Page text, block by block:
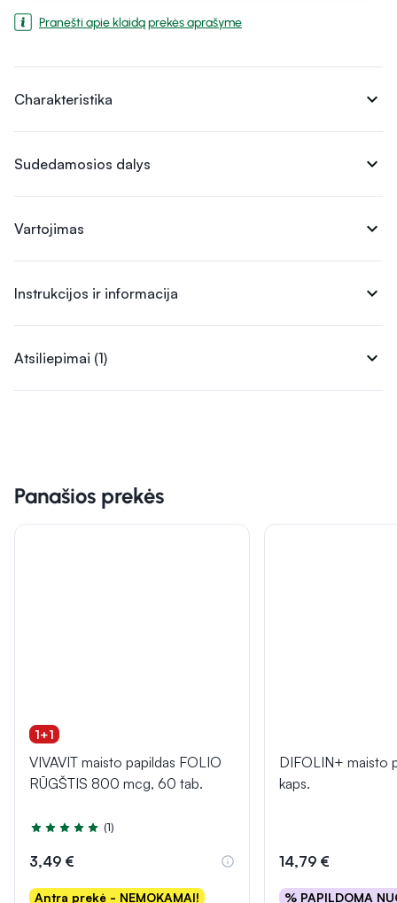
Pranešti apie klaidą prekės aprašyme
Charakteristika expand_more
Sudedamosios dalys expand_more
Vartojimas expand_more
Instrukcijos ir informacija expand_more
Atsiliepimai (1) expand_more
Panašios prekės
1+1
VIVAVIT maisto papildas FOLIO
RŪGŠTIS 800 mcg, 60 tab.
Įvertinimas 5.0 iš 5
(1)
3,49 €
Antra prekė - NEMOKAMAI!
DIFOLIN+ maisto
kaps.
14,79 €
% PAPILDOMA